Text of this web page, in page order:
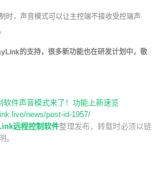
时，声音模式可以让主控端不接收受控端声
的支持，很多新功能也在研发计划中，敬
软件声音模式来了！功能上新速览
news/post-id-1957/
远程控制软件整理发布，转载时必须以链
。